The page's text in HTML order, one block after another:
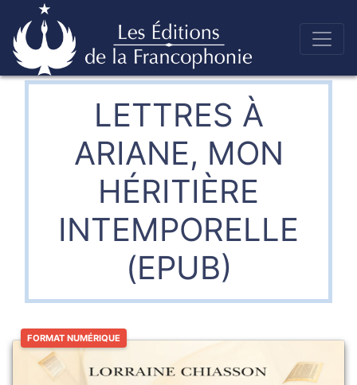
Skip
to Éditions de la francophonie
LETTRES À
ARIANE, MON
HÉRITIÈRE
INTEMPORELLE
(EPUB)
FORMAT NUMÉRIQUE